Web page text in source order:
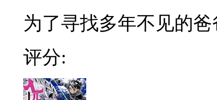
为了寻找多年不见的爸
评分: